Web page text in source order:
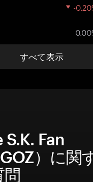
-
すべて表示
Fan
）に関
問